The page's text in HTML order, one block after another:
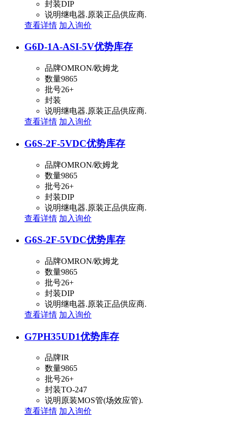
封装DIP
说明继电器.原装正品供应商.
查看详情 加入询价
G6D-1A-ASI-5V优势库存
品牌OMRON/欧姆龙
数量9865
批号26+
封装
说明继电器.原装正品供应商.
查看详情 加入询价
G6S-2F-5VDC优势库存
品牌OMRON/欧姆龙
数量9865
批号26+
封装DIP
说明继电器.原装正品供应商.
查看详情 加入询价
G6S-2F-5VDC优势库存
品牌OMRON/欧姆龙
数量9865
批号26+
封装DIP
说明继电器.原装正品供应商.
查看详情 加入询价
G7PH35UD1优势库存
品牌IR
数量9865
批号26+
封装TO-247
说明 原装MOS管(场效应管).
查看详情 加入询价